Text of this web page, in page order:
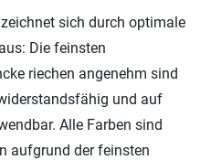
sich durch optimale
Die feinsten
riechen angenehm sind
und auf
Alle Farben sind
aufgrund der feinsten